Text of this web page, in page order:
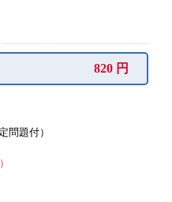
820 円
問題付）